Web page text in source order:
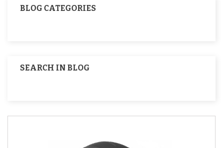
BLOG CATEGORIES
SEARCH IN BLOG